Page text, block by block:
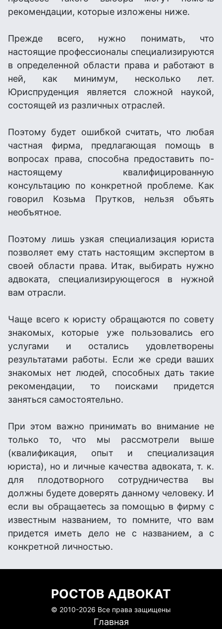
рекомендации, которые изложены ниже.
Прежде всего, нужно понимать, что
настоящие профессионалы специализируются
в определенной области права и работают в
ней, как минимум, несколько лет.
Юриспруденция является сложной наукой,
состоящей из различных отраслей.
Поэтому будет ошибкой считать, что любая
частная фирма, предлагающая помощь в
вопросах права, способна предоставить по-
настоящему квалифицированную
консультацию по конкретной проблеме. Как
говорил Козьма Прутков, нельзя объять
необъятное.
Поэтому лишь узкая специализация юриста
позволяет ему стать настоящим экспертом в
своей области права. Итак, выбирать нужно
адвоката, специализирующегося в нужной
вам отрасли.
Чаще всего к юристу обращаются по совету
знакомых, которые уже пользовались его
услугами и остались удовлетворены
результатами работы. Если же среди ваших
знакомых нет людей, способных дать такие
рекомендации, то поисками придется
заняться самостоятельно.
При этом важно принимать во внимание не
только то, что мы рассмотрели выше
(квалификация, опыт и специализация
юриста), но и личные качества адвоката, т. к.
для плодотворного сотрудничества вы
должны будете доверять данному человеку. И
если вы обращаетесь за помощью в фирму с
известным названием, то помните, что вам
придется иметь дело не с названием, а с
конкретной личностью.
РОСТОВ АДВОКАТ
© 2010-2026 Все права защищены
Главная